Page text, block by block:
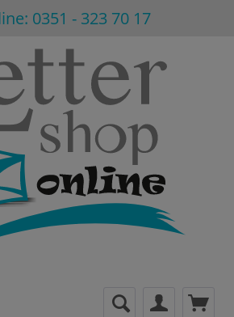
0351 - 323 70 17